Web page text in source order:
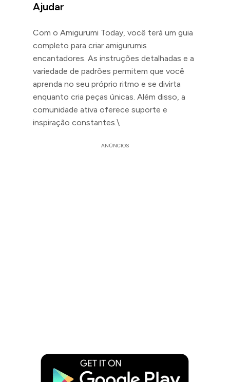
Ajudar
Com o Amigurumi Today, você terá um guia
completo para criar amigurumis
encantadores. As instruções detalhadas e a
variedade de padrões permitem que você
aprenda no seu próprio ritmo e se divirta
enquanto cria peças únicas. Além disso, a
comunidade ativa oferece suporte e
inspiração constantes.\
ANÚNCIOS